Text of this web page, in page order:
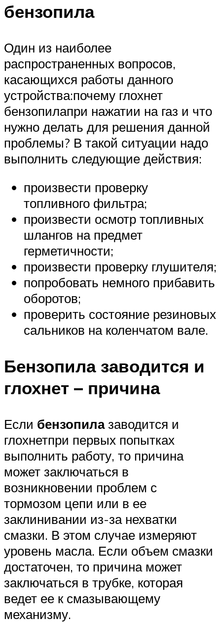
бензопила
Один из наиболее
распространенных вопросов,
касающихся работы данного
устройства:почему глохнет
бензопилапри нажатии на газ и что
нужно делать для решения данной
проблемы? В такой ситуации надо
выполнить следующие действия:
произвести проверку
топливного фильтра;
произвести осмотр топливных
шлангов на предмет
герметичности;
произвести проверку глушителя;
попробовать немного прибавить
оборотов;
проверить состояние резиновых
сальников на коленчатом вале.
Бензопилазаводится и
глохнет – причина
Если бензопилазаводится и
глохнетпри первых попытках
выполнить работу, то причина
может заключаться в
возникновении проблем с
тормозом цепи или в ее
заклинивании из-за нехватки
смазки. В этом случае измеряют
уровень масла. Если объем смазки
достаточен, то причина может
заключаться в трубке, которая
ведет ее к смазывающему
механизму.